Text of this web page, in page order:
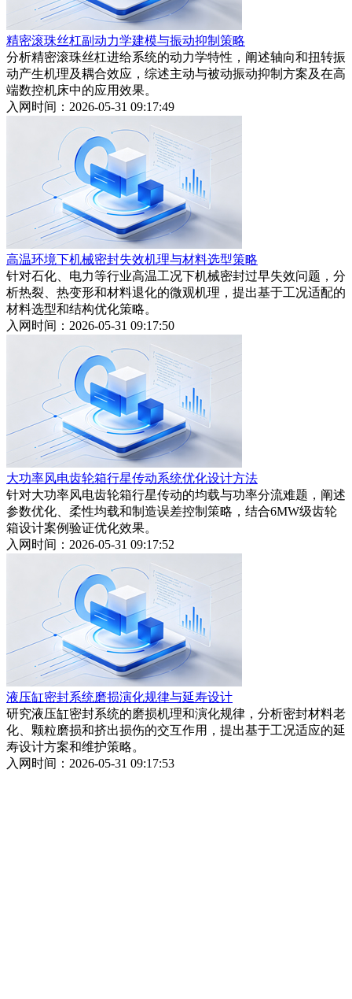
精密滚珠丝杠副动力学建模与振动抑制策略
分析精密滚珠丝杠进给系统的动力学特性，阐述轴向和扭转振
动产生机理及耦合效应，综述主动与被动振动抑制方案及在高
端数控机床中的应用效果。
入网时间：2026-05-31 09:17:49
高温环境下机械密封失效机理与材料选型策略
针对石化、电力等行业高温工况下机械密封过早失效问题，分
析热裂、热变形和材料退化的微观机理，提出基于工况适配的
材料选型和结构优化策略。
入网时间：2026-05-31 09:17:50
大功率风电齿轮箱行星传动系统优化设计方法
针对大功率风电齿轮箱行星传动的均载与功率分流难题，阐述
参数优化、柔性均载和制造误差控制策略，结合6MW级齿轮
箱设计案例验证优化效果。
入网时间：2026-05-31 09:17:52
液压缸密封系统磨损演化规律与延寿设计
研究液压缸密封系统的磨损机理和演化规律，分析密封材料老
化、颗粒磨损和挤出损伤的交互作用，提出基于工况适应的延
寿设计方案和维护策略。
入网时间：2026-05-31 09:17:53